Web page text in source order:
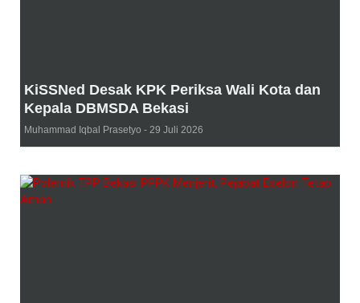
KiSSNed Desak KPK Periksa Wali Kota dan
Kepala DBMSDA Bekasi
Muhammad Iqbal Prasetyo 29 Juli 2026